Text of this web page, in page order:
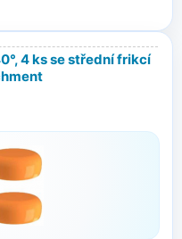
4 ks se střední frikcí